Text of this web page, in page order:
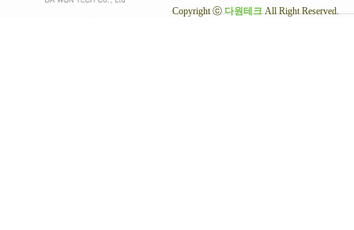
Copyright ⓒ다원테크All Right Reserved.